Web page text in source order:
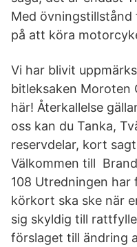
Med
på att köra
Vi har blivit
bitleksaken Moroten
här! Återkallelse
oss kan du Tanka,
reservdelar, kort
Välkommen till
108 Utredningen
körkort ska ske när
sig skyldig till
förslaget till ändring